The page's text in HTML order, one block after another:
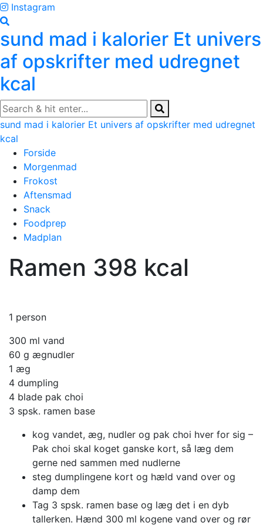
Skip
to
content
Instagram
sund mad i kalorier Et univers
af opskrifter med udregnet
kcal
sund mad i kalorier Et univers af opskrifter med udregnet
kcal
Forside
Morgenmad
Frokost
Aftensmad
Snack
Foodprep
Madplan
Ramen 398 kcal
1 person
300 ml vand
60 g ægnudler
1 æg
4 dumpling
4 blade pak choi
3 spsk. ramen base
kog vandet, æg, nudler og pak choi hver for sig –
Pak choi skal koget ganske kort, så læg dem
gerne ned sammen med nudlerne
steg dumplingene kort og hæld vand over og
damp dem
Tag 3 spsk. ramen base og læg det i en dyb
tallerken. Hænd 300 ml kogene vand over og rør